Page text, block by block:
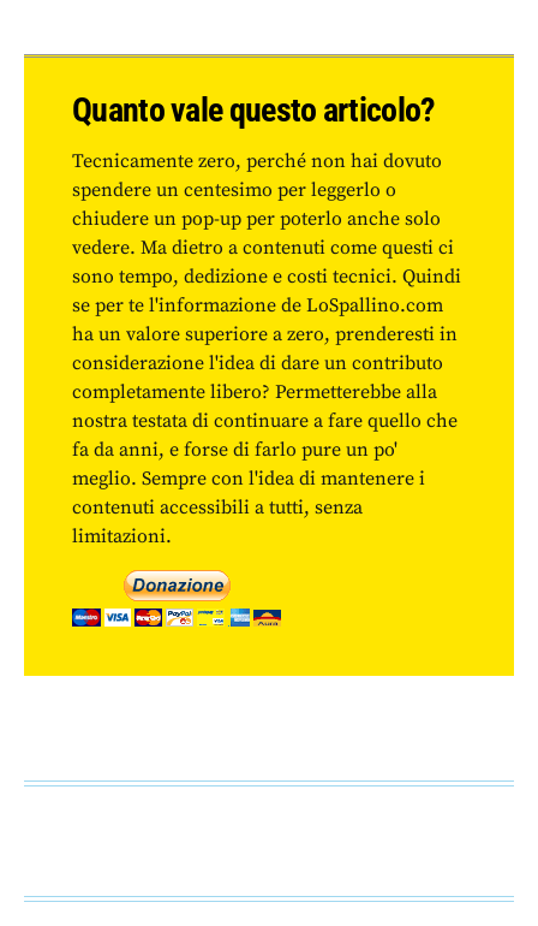
Quanto vale questo articolo?
Tecnicamente zero, perché non hai dovuto
spendere un centesimo per leggerlo o
chiudere un pop-up per poterlo anche solo
vedere. Ma dietro a contenuti come questi ci
sono tempo, dedizione e costi tecnici. Quindi
se per te l'informazione de LoSpallino.com
ha un valore superiore a zero, prenderesti in
considerazione l'idea di dare un contributo
completamente libero? Permetterebbe alla
nostra testata di continuare a fare quello che
fa da anni, e forse di farlo pure un po'
meglio. Sempre con l'idea di mantenere i
contenuti accessibili a tutti, senza
limitazioni.